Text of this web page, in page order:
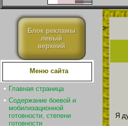
Блок рекламы
левый
верхний
Меню сайта
Главная страница
Содержание боевой и
мобилизационной
готовности, степени
готовности
>
Я